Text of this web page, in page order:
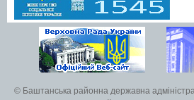
© Баштанська районна державна